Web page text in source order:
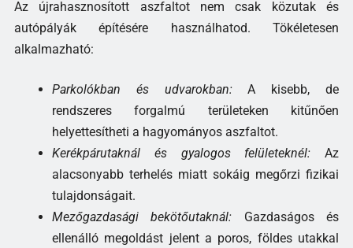
Az újrahasznosított aszfaltot nem csak közutak és
autópályák építésére használhatod. Tökéletesen
alkalmazható:
Parkolókban és udvarokban:A kisebb, de
rendszeres forgalmú területeken kitűnően
helyettesítheti a hagyományos aszfaltot.
Kerékpárutaknál és gyalogos felületeknél: Az
alacsonyabb terhelés miatt sokáig megőrzi fizikai
tulajdonságait.
Mezőgazdasági bekötőutaknál: Gazdaságos és
ellenálló megoldást jelent a poros, földes utakkal